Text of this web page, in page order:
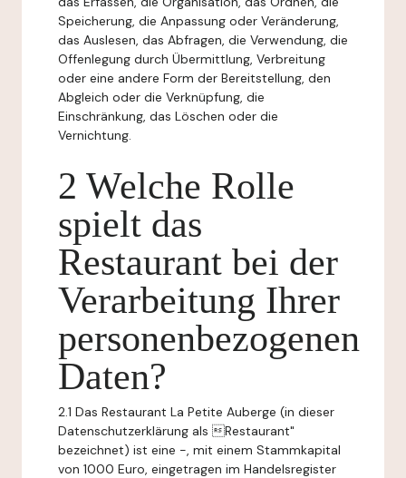
Speicherung, die Anpassung oder Veränderung,
das Auslesen, das Abfragen, die Verwendung, die
Offenlegung durch Übermittlung, Verbreitung
oder eine andere Form der Bereitstellung, den
Abgleich oder die Verknüpfung, die
Einschränkung, das Löschen oder die
Vernichtung.
2 Welche Rolle
spielt das
Restaurant bei der
Verarbeitung Ihrer
personenbezogenen
Daten?
2.1 Das Restaurant La Petite Auberge (in dieser
Datenschutzerklärung als Restaurant"
bezeichnet) ist eine -, mit einem Stammkapital
von 1000 Euro, eingetragen im Handelsregister